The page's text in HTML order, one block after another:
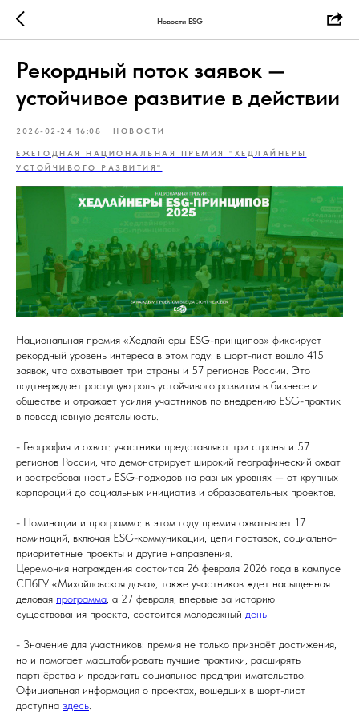
Новости ESG
Рекордный поток заявок —
устойчивое развитие в действии
2026-02-24 16:08 НОВОСТИ
ЕЖЕГОДНАЯ НАЦИОНАЛЬНАЯ ПРЕМИЯ "ХЕДЛАЙНЕРЫ
УСТОЙЧИВОГО РАЗВИТИЯ"
Национальная премия «Хедлайнеры ESG-принципов» фиксирует
рекордный уровень интереса в этом году: в шорт-лист вошло 415
заявок, что охватывает три страны и 57 регионов России. Это
подтверждает растущую роль устойчивого развития в бизнесе и
обществе и отражает усилия участников по внедрению ESG-практик
в повседневную деятельность.
- География и охват: участники представляют три страны и 57
регионов России, что демонстрирует широкий географический охват
и востребованность ESG-подходов на разных уровнях — от крупных
корпораций до социальных инициатив и образовательных проектов.
- Номинации и программа: в этом году премия охватывает 17
номинаций, включая ESG-коммуникации, цепи поставок, социально-
приоритетные проекты и другие направления.
Церемония награждения состоится 26 февраля 2026 года в кампусе
СПбГУ «Михайловская дача», также участников ждет насыщенная
деловая программа , а 27 февраля, впервые за историю
существования проекта, состоится молодежный день
- Значение для участников: премия не только признаёт достижения,
но и помогает масштабировать лучшие практики, расширять
партнёрства и продвигать социальное предпринимательство.
Официальная информация о проектах, вошедших в шорт-лист
доступна здесь